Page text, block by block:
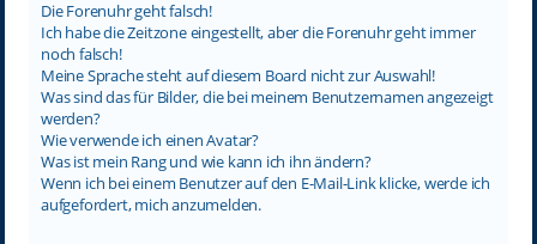
Die Forenuhr geht falsch!
Ich habe die Zeitzone eingestellt, aber die Forenuhr geht immer
noch falsch!
Meine Sprache steht auf diesem Board nicht zur Auswahl!
Was sind das für Bilder, die bei meinem Benutzernamen angezeigt
werden?
Wie verwende ich einen Avatar?
Was ist mein Rang und wie kann ich ihn ändern?
Wenn ich bei einem Benutzer auf den E-Mail-Link klicke, werde ich
aufgefordert, mich anzumelden.